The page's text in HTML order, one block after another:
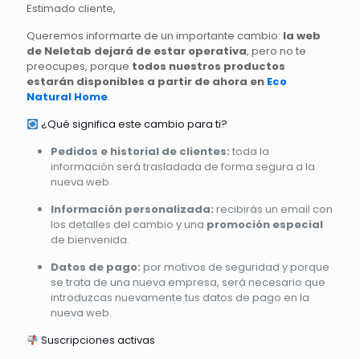
Estimado cliente,
Queremos informarte de un importante cambio: la web
de Neletab dejará de estar operativa, pero no te
preocupes, porque todos nuestros productos
estarán disponibles a partir de ahora en Eco
Natural Home.
¿Qué significa este cambio para ti?
Pedidos e historial de clientes: toda la
información será trasladada de forma segura a la
nueva web.
Información personalizada: recibirás un email con
los detalles del cambio y una promoción especial
de bienvenida.
Datos de pago: por motivos de seguridad y porque
se trata de una nueva empresa, será necesario que
introduzcas nuevamente tus datos de pago en la
nueva web.
Suscripciones activas